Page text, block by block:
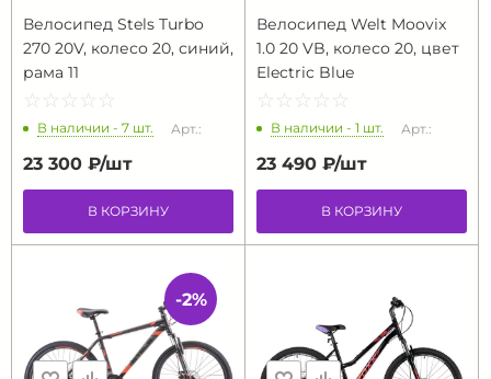
Велосипед Stels Turbo
270 20V, колесо 20, синий,
рама 11
☆ ☆ ☆ ☆ ☆
★ ★ ★ ★ ★
В наличии - 7 шт. Арт.:
23 300 ₽/шт
В КОРЗИНУ
Велосипед Welt Moovix
1.0 20 VB, колесо 20, цвет
Electric Blue
☆ ☆ ☆ ☆ ☆
★ ★ ★ ★ ★
В наличии - 1 шт. Арт.:
23 490 ₽/шт
В КОРЗИНУ
-2%